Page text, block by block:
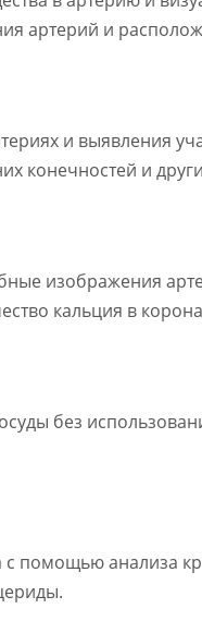
артерий и
и выявления
конечностей и
изображения
кальция в
без
с помощью анализа